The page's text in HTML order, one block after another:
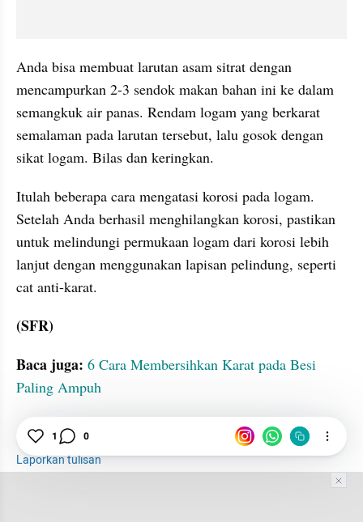
Anda bisa membuat larutan asam sitrat dengan
mencampurkan 2-3 sendok makan bahan ini ke dalam
semangkuk air panas. Rendam logam yang berkarat
semalaman pada larutan tersebut, lalu gosok dengan
sikat logam. Bilas dan keringkan.
Itulah beberapa cara mengatasi korosi pada logam.
Setelah Anda berhasil menghilangkan korosi, pastikan
untuk melindungi permukaan logam dari korosi lebih
lanjut dengan menggunakan lapisan pelindung, seperti
cat anti-karat.
(SFR)
Baca juga: 6 Cara Membersihkan Karat pada Besi
Paling Ampuh
Karat Oksigen
Laporkan tulisan
1 0